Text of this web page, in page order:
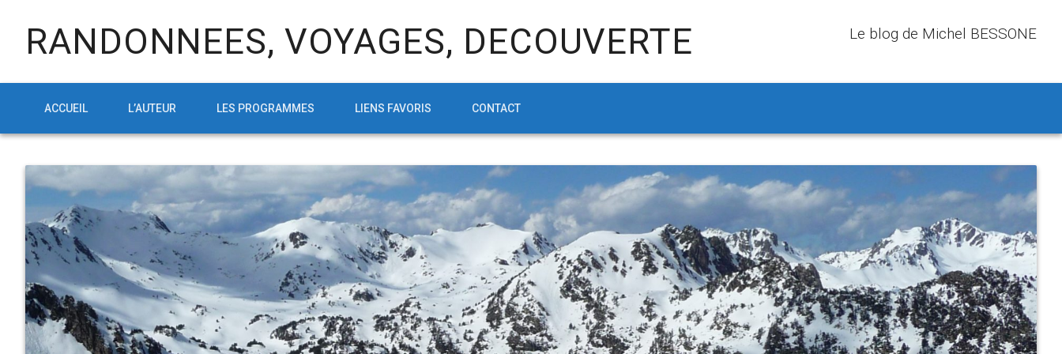
RANDONNEES, VOYAGES, DECOUVERTE Le blog de Michel BESSONE
ACCUEIL L’AUTEUR LES PROGRAMMES LIENS FAVORIS CONTACT